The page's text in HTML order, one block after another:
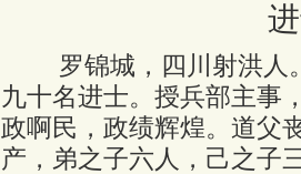
罗锦城，四川射洪人。
九十名进士。授兵部主事
政啊民，政绩辉煌。道父
产，弟之子六人，己之子